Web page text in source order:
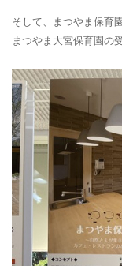
そして、まつやま保育
まつやま大宮保育園の